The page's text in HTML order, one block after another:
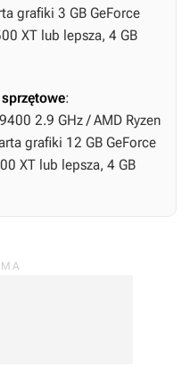
grafiki 3 GB GeForce
XT lub lepsza, 4 GB
:
2.9 GHz / AMD Ryzen
grafiki 12 GB GeForce
XT lub lepsza, 4 GB